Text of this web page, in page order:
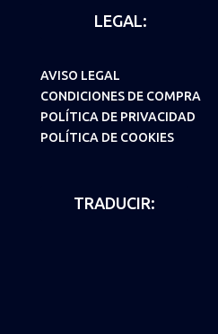
LEGAL:
AVISO LEGAL
CONDICIONES DE COMPRA
POLÍTICA DE PRIVACIDAD
POLÍTICA DE COOKIES
TRADUCIR: